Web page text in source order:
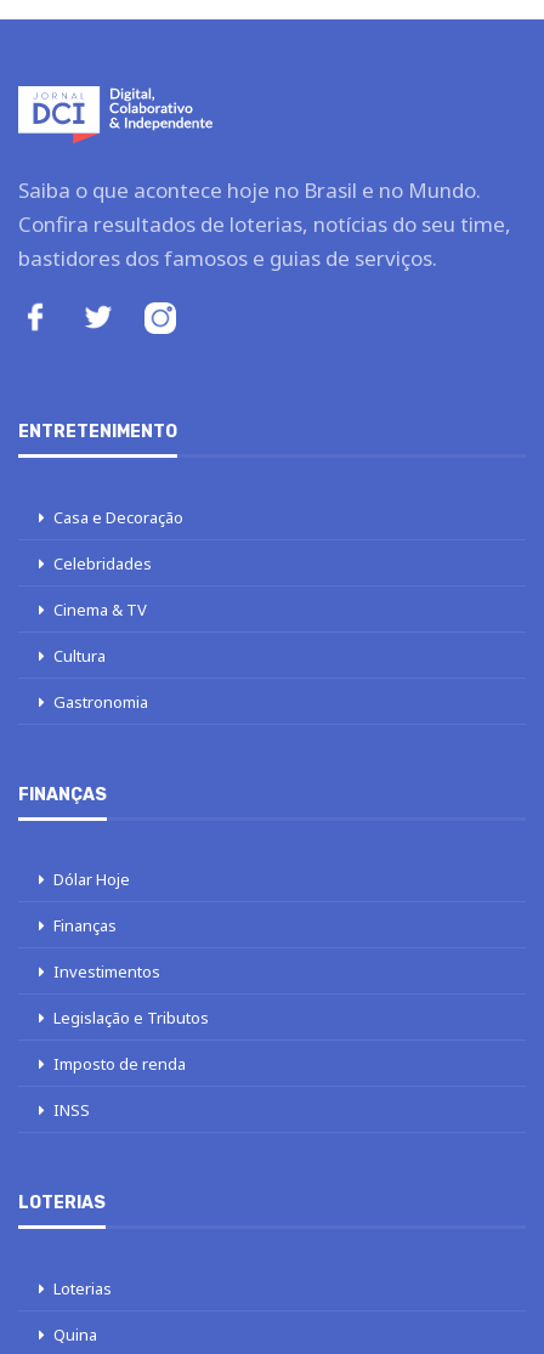
Saiba o que acontece hoje no Brasil e no Mundo.
Confira resultados de loterias, notícias do seu time,
bastidores dos famosos e guias de serviços.
ENTRETENIMENTO
Casa e Decoração
Celebridades
Cinema & TV
Cultura
Gastronomia
FINANÇAS
Dólar Hoje
Finanças
Investimentos
Legislação e Tributos
Imposto de renda
INSS
LOTERIAS
Loterias
Quina